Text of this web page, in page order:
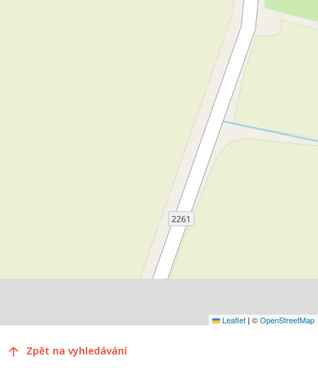
Leaflet | ©OpenStreetMap
Zpět na vyhledávání